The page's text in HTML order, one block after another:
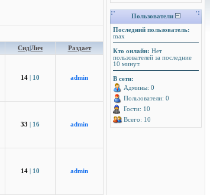
Сид Лич Раздает
14 10 admin
33 16 admin
14 10 admin
Пользователи
Последний пользователь:
max
Кто онлайн: Нет
пользователей за последние
10 минут.
В сети:
Админы: 0
Пользователи: 0
Гости: 10
Всего: 10